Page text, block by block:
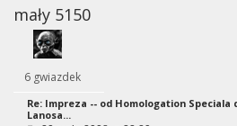
mały 5150
6 gwiazdek
Re: Impreza -- od Homologation Speciala
Lanosa...